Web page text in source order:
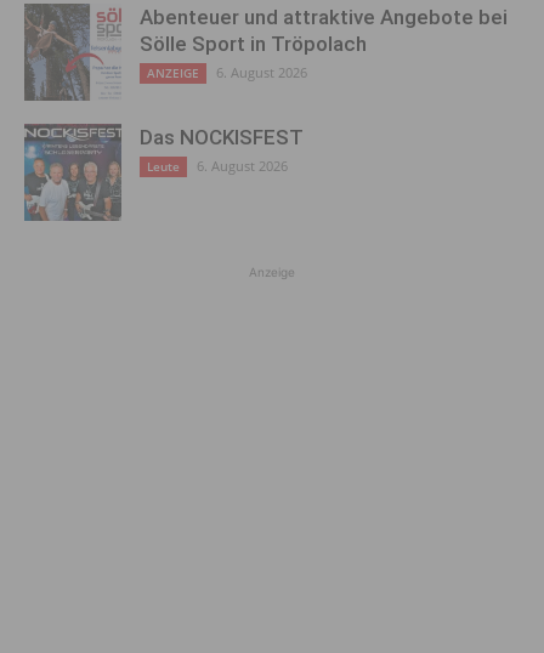
Abenteuer und attraktive Angebote bei
Sölle Sport in Tröpolach
ANZEIGE 6. August 2026
Das NOCKISFEST
Leute 6. August 2026
Anzeige